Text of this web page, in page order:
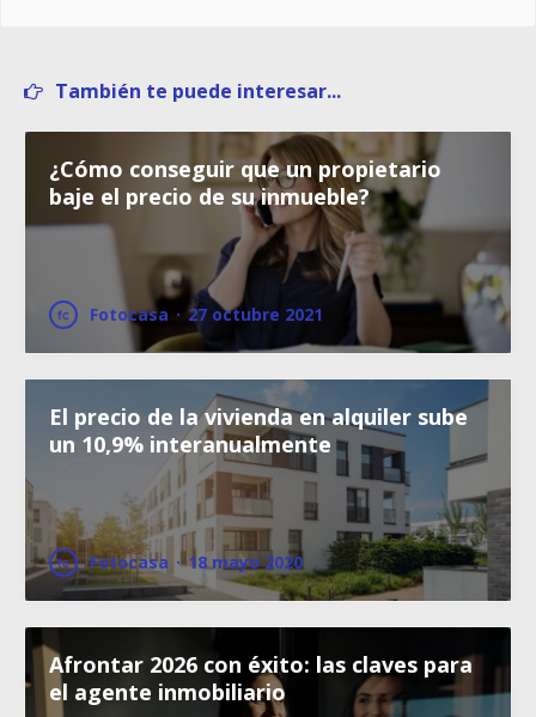
También te puede interesar...
¿Cómo conseguir que un propietario
baje el precio de su inmueble?
Fotocasa · 27 octubre 2021
El precio de la vivienda en alquiler sube
un 10,9% interanualmente
Fotocasa · 18 mayo 2020
Afrontar 2026 con éxito: las claves para
el agente inmobiliario